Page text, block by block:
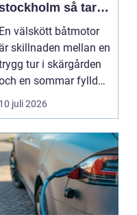
så tar
du hand om din
båtmotor på rätt
sätt
En välskött båtmotor
är skillnaden mellan en
tur i skärgården
en sommar fylld
av ofrivilli...
10 juli 2026